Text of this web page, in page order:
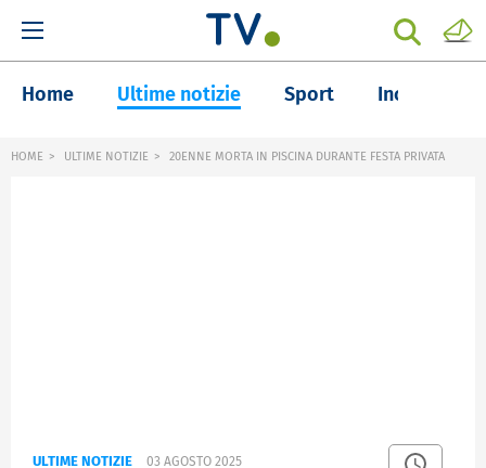
Home Ultime notizie Sport Inchieste
HOME ULTIME NOTIZIE 20ENNE MORTA IN PISCINA DURANTE FESTA PRIVATA
ULTIME NOTIZIE 03 AGOSTO 2025